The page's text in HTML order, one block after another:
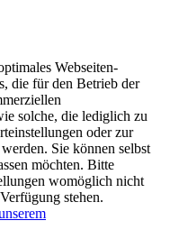
Webseiten-
die für den Betrieb der
solche, die lediglich zu
oder zur
Sie können selbst
möchten. Bitte
womöglich nicht
stehen.